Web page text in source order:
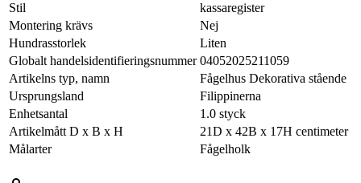
Stil
kassaregister
Montering krävs
Nej
Hundrasstorlek
Liten
Globalt handelsidentifieringsnummer 04052025211059
Artikelns typ, namn
Fågelhus Dekorativa stående
Ursprungsland
Filippinerna
Enhetsantal
1.0 styck
Artikelmått D x B x H
21D x 42B x 17H centimeter
Målarter
Fågelholk